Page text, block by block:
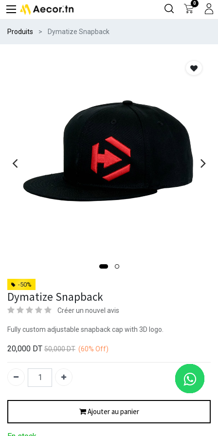
0
Produits Dymatize Snapback
-50%
Dymatize Snapback
Créer un nouvel avis
Fully custom adjustable snapback cap with 3D logo.
20,000 DT 50,000DT (60% Off)
Ajouter au panier